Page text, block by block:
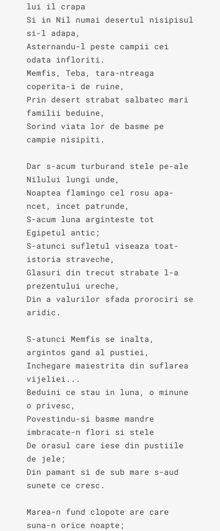
lui il crapa
Si in Nil numai desertul nisipisul
si-l adapa,
Asternandu-l peste campii cei
odata infloriti.
Memfis, Teba, tara-ntreaga
coperita-i de ruine,
Prin desert strabat salbatec mari
familii beduine,
Sorind viata lor de basme pe
campie nisipiti.
Dar s-acum turburand stele pe-ale
Nilului lungi unde,
Noaptea flamingo cel rosu apa-
ncet, incet patrunde,
S-acum luna arginteste tot
Egipetul antic;
S-atunci sufletul viseaza toat-
istoria straveche,
Glasuri din trecut strabate l-a
prezentului ureche,
Din a valurilor sfada prorociri se
aridic.
S-atunci Memfis se inalta,
argintos gand al pustiei,
Inchegare maiestrita din suflarea
vijeliei...
Beduini ce stau in luna, o minune
o privesc,
Povestindu-si basme mandre
imbracate-n flori si stele
De orasul care iese din pustiile
de jele;
Din pamant si de sub mare s-aud
sunete ce cresc.
Marea-n fund clopote are care
suna-n orice noapte;